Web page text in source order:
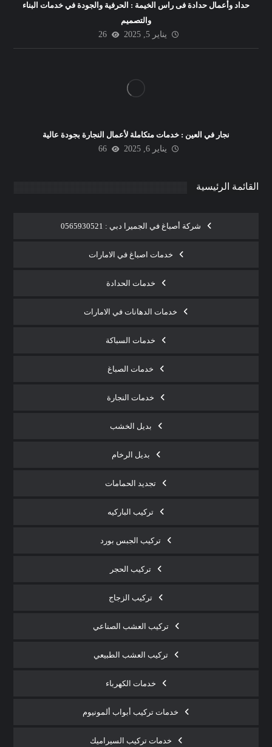
حداد وأعمال حدادة فى راس الخيمة : الحرفية والجودة في خدمات البناء
والتصميم
يناير 5, 2025
26
نجار في العين : خدمات متكاملة لأعمال النجارة بجودة عالية
يناير 6, 2025
66
القائمة الرئيسية
شركة أصباغ في الجميرا دبي : 0565930521
خدمات اصباغ في الامارات
خدمات الحدادة
خدمات الدهانات في الامارات
خدمات السباكة
خدمات الصباغ
خدمات النجارة
بديل الخشب
بديل الرخام
تجديد الحمامات
تركيب الباركيه
تركيب الجبس بورد
تركيب الحجر
تركيب الزجاج
تركيب العشب الصناعي
تركيب العشب الطبيعي
خدمات الكهرباء
خدمات تركيب أبواب ألمونيوم
خدمات تركيب السيراميك